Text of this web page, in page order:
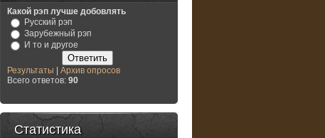
Какой рэп лучше добовлять
Русский рэп
Зарубежный рэп
И то и другое
Результаты
Архив опросов
Всего ответов: 90
Статистика